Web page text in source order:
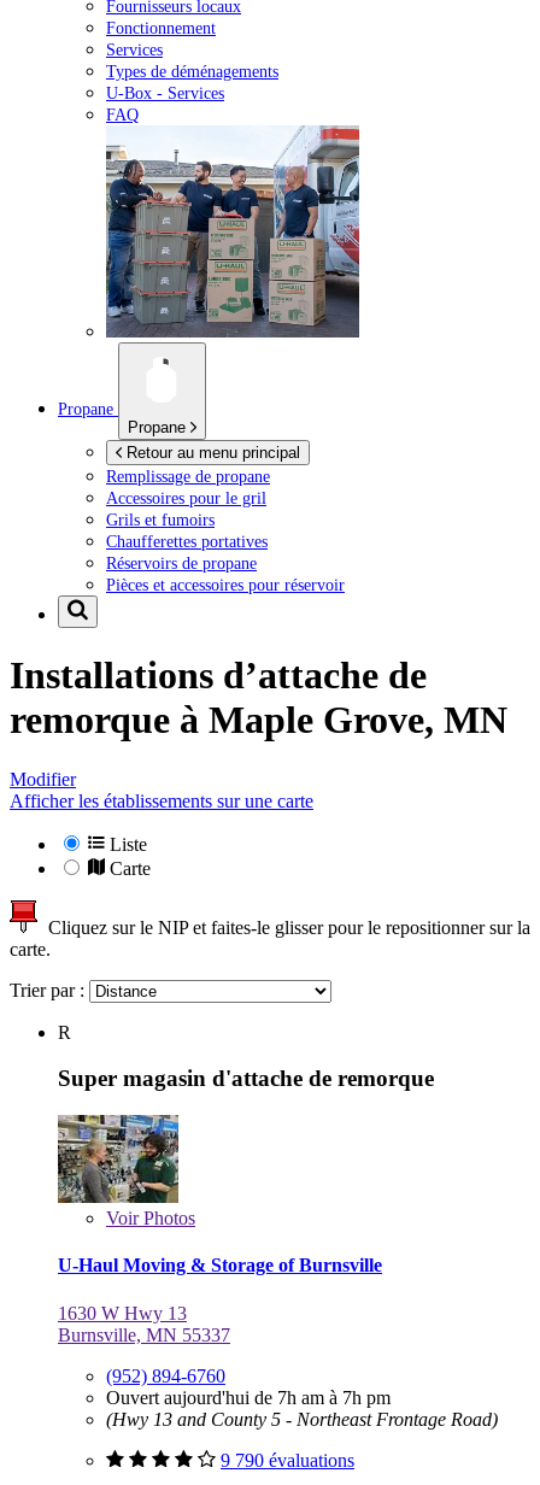
Fournisseurs locaux
Fonctionnement
Services
Types de déménagements
U-Box - Services
FAQ
Propane
Propane
Retour au menu principal
Remplissage de propane
Accessoires pour le gril
Grils et fumoirs
Chaufferettes portatives
Réservoirs de propane
Pièces et accessoires pour réservoir
Installations d’attache de
remorque à Maple Grove, MN
Modifier
Afficher les établissements sur une carte
Liste
Carte
Cliquez sur le NIP et faites-le glisser pour le repositionner sur la
carte.
Trier par :
R
Super magasin d'attache de remorque
VoirPhotos
U-Haul Moving & Storage of Burnsville
1630 W Hwy 13
Burnsville, MN 55337
(952) 894-6760
Ouvert aujourd'hui de 7h am à 7h pm
(Hwy 13 and County 5 - Northeast Frontage Road)
9 790 évaluations